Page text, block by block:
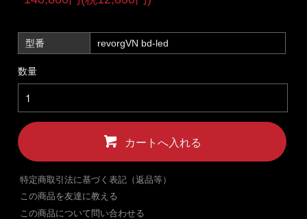
型番 revorgVN bd-led
数量
カートへ入れる
特定商取引法に基づく表記（返品等）
この商品を友達に教える
この商品について問い合わせる